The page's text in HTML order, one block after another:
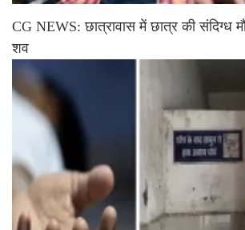
CG NEWS: छात्रावास में छात्र की संदिग्ध
शव